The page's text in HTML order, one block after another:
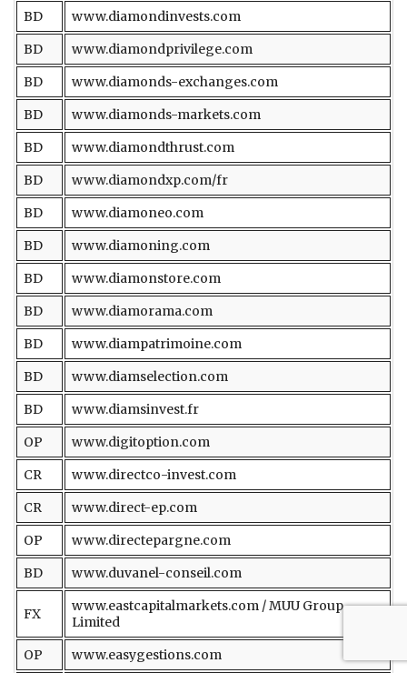
BD
www.diamondinvests.com
BD
www.diamondprivilege.com
BD
www.diamonds-exchanges.com
BD
www.diamonds-markets.com
BD
www.diamondthrust.com
BD
www.diamondxp.com/fr
BD
www.diamoneo.com
BD
www.diamoning.com
BD
www.diamonstore.com
BD
www.diamorama.com
BD
www.diampatrimoine.com
BD
www.diamselection.com
BD
www.diamsinvest.fr
OP
www.digitoption.com
CR
www.directco-invest.com
CR
www.direct-ep.com
OP
www.directepargne.com
BD
www.duvanel-conseil.com
FX
www.eastcapitalmarkets.com / MUU Group
Limited
OP
www.easygestions.com